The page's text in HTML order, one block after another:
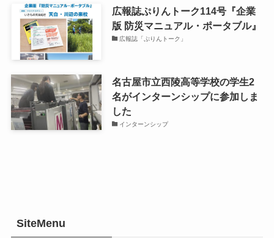
広報誌ぷりんトーク114号『企業
版 防災マニュアル・ポータブル』
広報誌「ぷりんトーク」
名古屋市立西陵高等学校の学生2
名がインターンシップに参加しま
した
インターンシップ
SiteMenu